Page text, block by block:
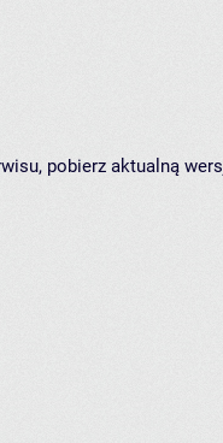
pobierz aktualną